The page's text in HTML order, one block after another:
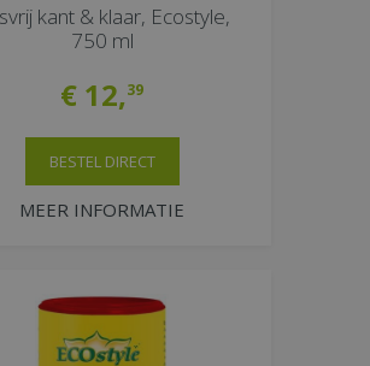
kant & klaar, Ecostyle,
750 ml
€ 12,39
MEER INFORMATIE
BESTEL DIRECT